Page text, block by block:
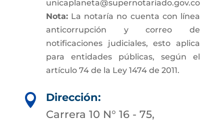
unicaplaneta@supernotariado.gov.co
Nota:La notaría no cuenta con línea
anticorrupción y correo de
notificaciones judiciales, esto aplica
para entidades públicas, según el
artículo 74 de la Ley 1474 de 2011.

Dirección:
Carrera 10 N° 16 - 75,